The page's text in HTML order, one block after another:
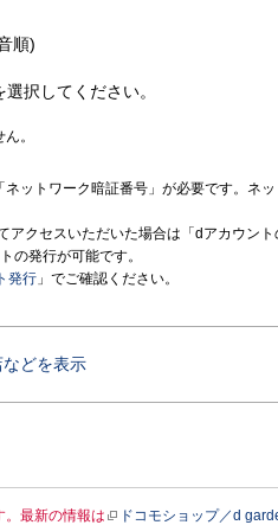
順)
択してください。
。
ットワーク暗証番号」が必要です。ネ
アクセスいただいた場合は「dアカウン
の発行が可能です。
発行 」でご確認ください。
どを表示
。最新の情報は ドコモショップ／d